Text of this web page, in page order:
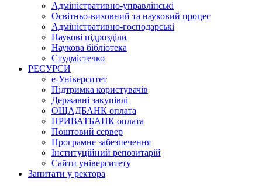
Адміністративно-управлінські
Освітньо-виховний та науковий процес
Адміністративно-господарські
Наукові підрозділи
Наукова бібліотека
Студмістечко
РЕСУРСИ
е-Університет
Підтримка користувачів
Державні закупівлі
ОЩАДБАНК оплата
ПРИВАТБАНК оплата
Поштовий сервер
Програмне забезпечення
Інституційний репозитарій
Сайти університету
Запитати у ректора